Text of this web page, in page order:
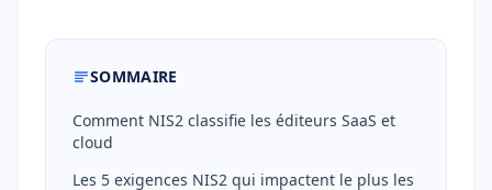
SOMMAIRE
Comment NIS2 classifie les éditeurs SaaS et
cloud
Les 5 exigences NIS2 qui impactent le plus les